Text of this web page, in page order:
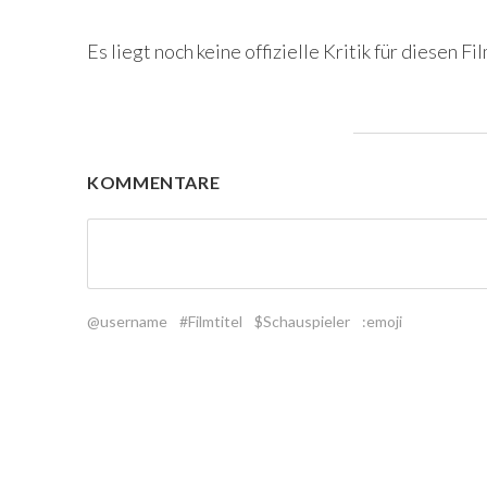
Es liegt noch keine offizielle Kritik für diesen
KOMMENTARE
@username #Filmtitel $Schauspieler :emoji